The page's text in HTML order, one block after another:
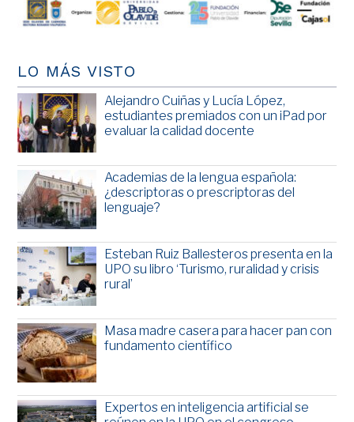
LO MÁS VISTO
Alejandro Cuiñas y Lucía López,
estudiantes premiados con un iPad por
evaluar la calidad docente
Academias de la lengua española:
¿descriptoras o prescriptoras del
lenguaje?
Esteban Ruiz Ballesteros presenta en la
UPO su libro ‘Turismo, ruralidad y crisis
rural’
Masa madre casera para hacer pan con
fundamento científico
Expertos en inteligencia artificial se